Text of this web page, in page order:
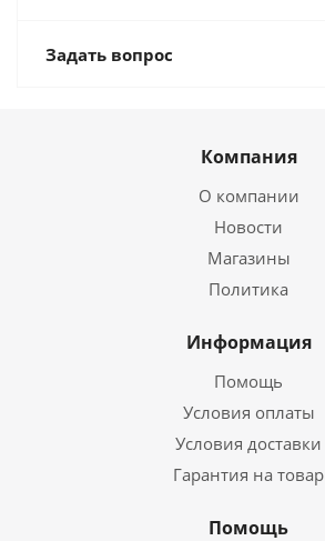
Задать вопрос
Компания
О компании
Новости
Магазины
Политика
Информация
Помощь
Условия оплаты
Условия доставки
Гарантия на товар
Помощь